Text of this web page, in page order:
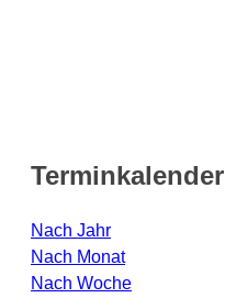
Terminkalender
Nach Jahr
Nach Monat
Nach Woche